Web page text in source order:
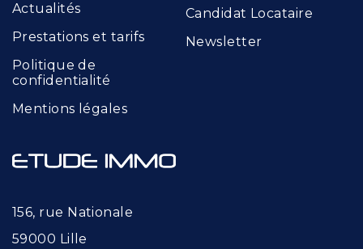
Actualités
Prestations et tarifs
Politique de
confidentialité
Mentions légales
Candidat Locataire
Newsletter
156, rue Nationale
59000 Lille